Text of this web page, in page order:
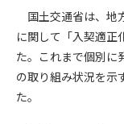
会
サ
国土交通省は、地
に関して「入契適正
た。これまで個別に
の取り組み状況を示
た。
会員サービスの
2. 管理者が建設資
一部を構成する
第2条（規約の変更